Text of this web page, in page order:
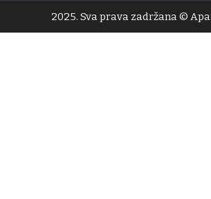
2025. Sva prava zadržana ©